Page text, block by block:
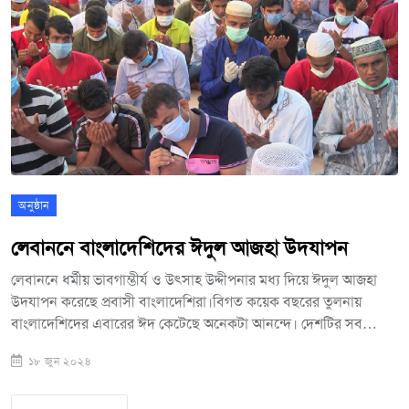
এর মধ্যে বাংলাদেশের রয়েছে ৭টি।
অনুষ্ঠান
লেবাননে বাংলাদেশিদের ঈদুল আজহা উদযাপন
লেবাননে ধর্মীয় ভাবগাম্ভীর্য ও উৎসাহ উদ্দীপনার মধ্য দিয়ে ঈদুল আজহা
উদযাপন করেছে প্রবাসী বাংলাদেশিরা।বিগত কয়েক বছরের তুলনায়
বাংলাদেশিদের এবারের ঈদ কেটেছে অনেকটা আনন্দে। দেশটির সব
নামাজ আদায় করে পশু কোরবানি দিয়ে ঈদের আনন্দ ভাগাভাগি করেছে
বাংলাদেশিসহ স্থানীয় বাসিন্দারা। হাইছিলুম এলাকায় স্থানীয় একটি পাথর
১৮ জুন ২০২৪